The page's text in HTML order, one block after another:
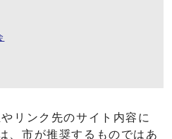
リンク先のサイト内容に
、市が推奨するものではあ